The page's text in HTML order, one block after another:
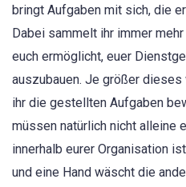
bringt Aufgaben mit sich, die
Dabei sammelt ihr immer
euch ermöglicht, euer
auszubauen. Je größer
ihr die gestellten Aufgaben
müssen natürlich nicht alleine
innerhalb eurer Organisation
und eine Hand wäscht die